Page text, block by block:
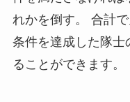
れかを倒す。 合計
条件を達成した隊
ることができます。